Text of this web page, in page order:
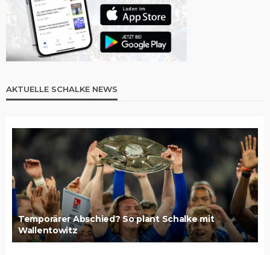
AKTUELLE SCHALKE NEWS
Temporärer Abschied? So plant Schalke mit
Wallentowitz